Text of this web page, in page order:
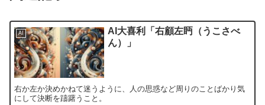
AI
AI大喜利「右顧左眄（うこさべ
ん）」
右か左か決めかねて迷うように、人の思惑など周りのことばかり気
にして決断を躊躇うこと。